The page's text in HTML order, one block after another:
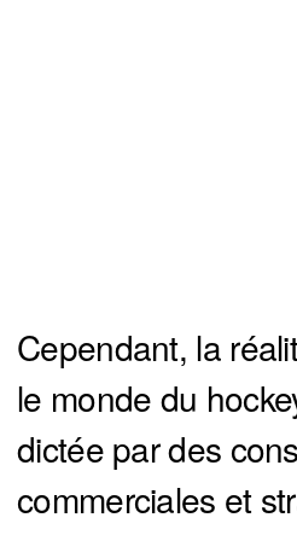
Cependant, la
le monde du
dictée par des
commerciales et